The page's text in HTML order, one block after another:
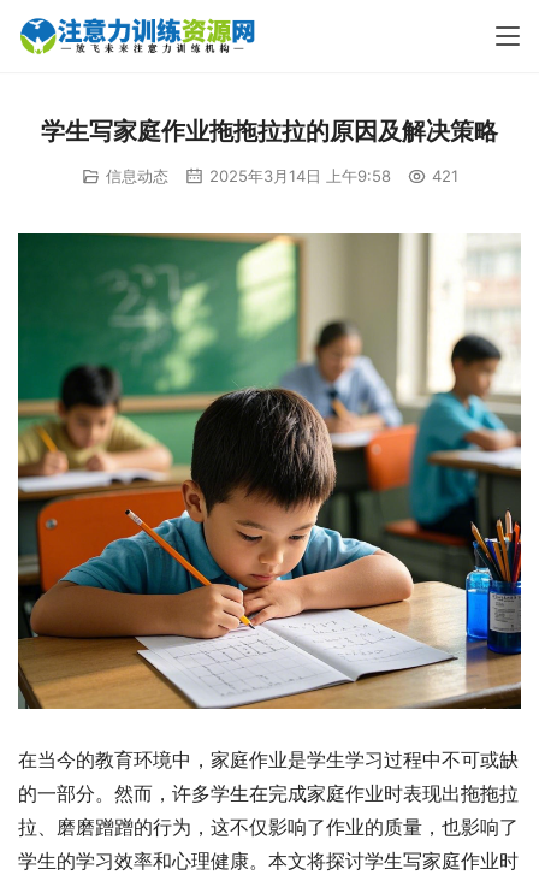
学生写家庭作业拖拖拉拉的原因及解决策略
信息动态 2025年3月14日 上午9:58 421
在当今的教育环境中，家庭作业是学生学习过程中不可或缺
的一部分。然而，许多学生在完成家庭作业时表现出拖拖拉
拉、磨磨蹭蹭的行为，这不仅影响了作业的质量，也影响了
学生的学习效率和心理健康。本文将探讨学生写家庭作业时